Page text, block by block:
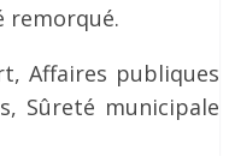
remorqué.
Affaires publiques
Sûreté municipale